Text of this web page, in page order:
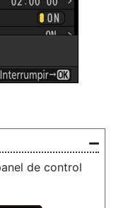
de control